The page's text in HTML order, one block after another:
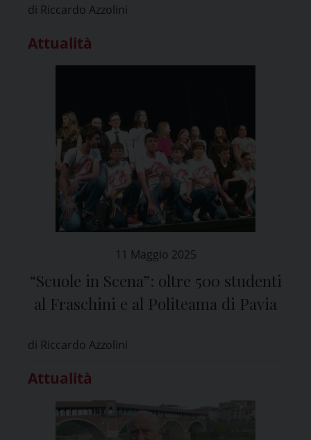
di Riccardo Azzolini
Attualità
11 Maggio 2025
“Scuole in Scena”: oltre 500 studenti
al Fraschini e al Politeama di Pavia
di Riccardo Azzolini
Attualità